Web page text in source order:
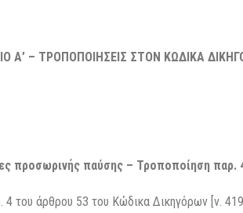
Α’ – ΤΡΟΠΟΠΟΙΗΣΕΙΣ ΣΤΟΝ ΚΩΔΙΚΑ
προσωρινής παύσης – Τροποποίηση παρ.
4 του άρθρου 53 του Κώδικα Δικηγόρων [ν.